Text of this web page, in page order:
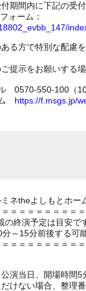
期間内に下記の受
ォーム：
る方で特別な配慮
提示をお願いする場
0570-550-100（10
https://f.msgs.jp/
ネtheよしもとホー
＝＝＝＝＝＝＝＝
終演予定は目安で
～15分前後する可
＝＝＝＝＝＝＝＝
演当日、開場時間5
けない場合、整理